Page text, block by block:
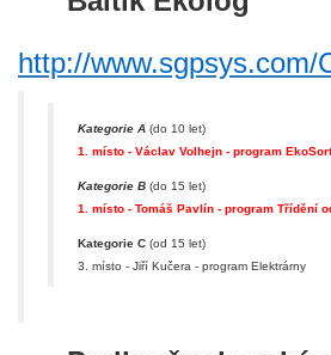
http://www.sgpsys.com/
Kategorie A (do 10 let)
1. místo - Václav Volhejn - program EkoSort
Kategorie B (do 15 let)
1. místo - Tomáš Pavlín - program Třídění
Kategorie C (od 15 let)
3. místo - Jiří Kučera - program Elektrárny